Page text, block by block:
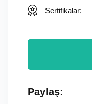
Sertifikalar:
Paylaş: